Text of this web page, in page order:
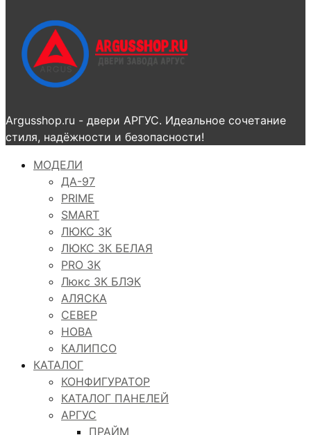
Argusshop.ru - двери АРГУС. Идеальное сочетание
стиля, надёжности и безопасности!
МОДЕЛИ
ДА-97
PRIME
SMART
ЛЮКС 3К
ЛЮКС 3К БЕЛАЯ
PRO 3K
Люкс 3К БЛЭК
АЛЯСКА
СЕВЕР
НОВА
КАЛИПСО
КАТАЛОГ
КОНФИГУРАТОР
КАТАЛОГ ПАНЕЛЕЙ
АРГУС
ПРАЙМ